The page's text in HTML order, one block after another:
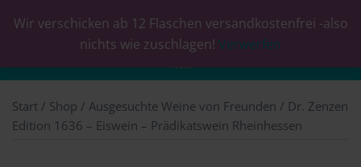
Wir verschicken ab 12 Flaschen versandkostenfrei -also
nichts wie zuschlagen! Verwerfen
0
Start / Shop / Ausgesuchte Weine von Freunden / Dr. Zenzen
Edition 1636 – Eiswein – Prädikatswein Rheinhessen